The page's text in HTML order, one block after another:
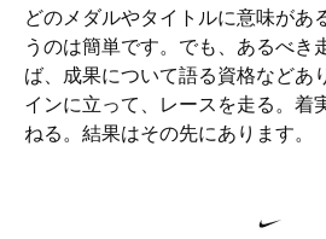
どのメダルやタイトルに意味があ
うのは簡単です。でも、あるべき
ば、成果について語る資格などあ
インに立って、レースを走る。着
ねる。結果はその先にあります。